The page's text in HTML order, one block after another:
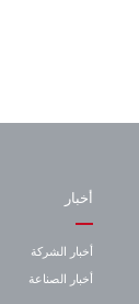
أخبار
أخبار الشركة
أخبار الصناعة